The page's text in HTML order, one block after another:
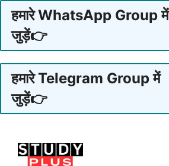
हमारे WhatsApp Group में
जुड़ें👉
हमारे Telegram Group में
जुड़ें👉
content